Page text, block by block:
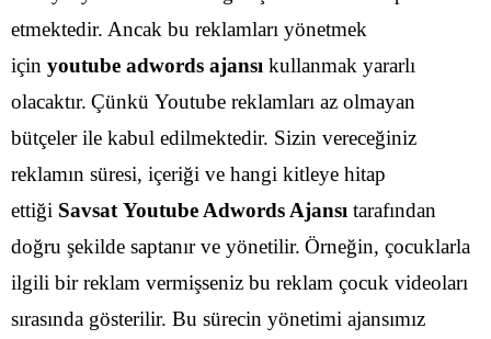
etmektedir. Ancak bu reklamları yönetmek
için youtube adwords ajansı kullanmak yararlı
olacaktır. Çünkü Youtube reklamları az olmayan
bütçeler ile kabul edilmektedir. Sizin vereceğiniz
reklamın süresi, içeriği ve hangi kitleye hitap
ettiği Savsat Youtube Adwords Ajansı tarafından
doğru şekilde saptanır ve yönetilir. Örneğin, çocuklarla
ilgili bir reklam vermişseniz bu reklam çocuk videoları
sırasında gösterilir. Bu sürecin yönetimi ajansımız